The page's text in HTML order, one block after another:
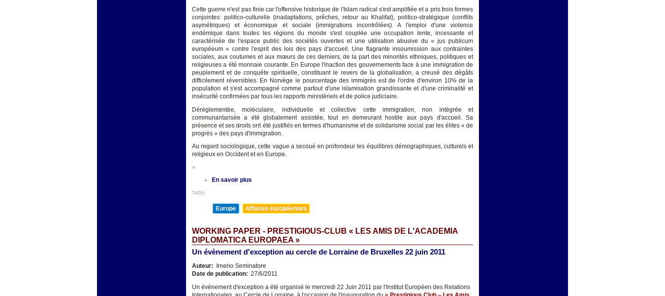
Cette guerre n'est pas finie car l'offensive historique de l'Islam radical s'est amplifiée et a pris trois formes
conjointes: politico-culturelle (inadaptations, prêches, retour au Khalifat), politico-stratégique (conflits
asymétriques) et économique et sociale (immigrations incontrôlées). A l'emploi d'une violence
endémique dans toutes les régions du monde s'est couplée une occupation lente, incessante et
caractérisée de l'espace public des sociétés ouvertes et une utilisation abusive du « jus publicum
européeum » contre l'esprit des lois des pays d'accueil. Une flagrante insoumission aux contraintes
sociales, aux coutumes et aux mœurs de ces derniers, de la part des minorités ethniques, politiques et
religieuses a été monnaie courante. En Europe l'inaction des gouvernements face à une immigration de
peuplement et de conquête spirituelle, constituant le revers de la globalisation, a creusé des dégâts
difficilement réversibles. En Norvège le pourcentage des immigrés est de l'ordre d'environ 10% de la
population et s'est accompagné comme partout d'une islamisation grandissante et d'une criminalité et
insécurité confirmées par tous les rapports ministériels et de police judiciaire.
Dérèglementée, moléculaire, individuelle et collective cette immigration, non intégrée et
communantarisée a été globalement assistée, tout en demeurant hostile aux pays d'accueil. Sa
présence et ses droits ont été justifiés en termes d'humanisme et de solidarisme social par les élites « de
progrès » des pays d'immigration.
Au regard sociologique, cette vague a secoué en profondeur les équilibres démographiques, culturels et
religieux en Occident et en Europe.
»
En savoir plus
TAGS:
Europe Affaires européennes
WORKING PAPER - PRESTIGIOUS-CLUB « LES AMIS DE L'ACADEMIA
DIPLOMATICA EUROPAEA »
Un évènement d'exception au cercle de Lorraine de Bruxelles 22 juin 2011
Auteur:
Irnerio Seminatore
Date de publication: 27/6/2011
Un évènement d'exception a été organisé le mercredi 22 Juin 2011 par l'Institut Européen des Relations